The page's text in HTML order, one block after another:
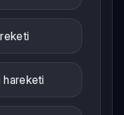
hareketi